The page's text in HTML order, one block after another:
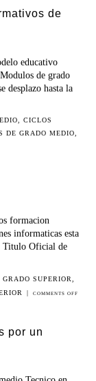
de
educativo
de grado
desplazo hasta la
,CICLOS
DE GRADO MEDIO
formacion
informaticas esta
Titulo Oficial de
SUPERIOR
| COMMENTS OFF
por un